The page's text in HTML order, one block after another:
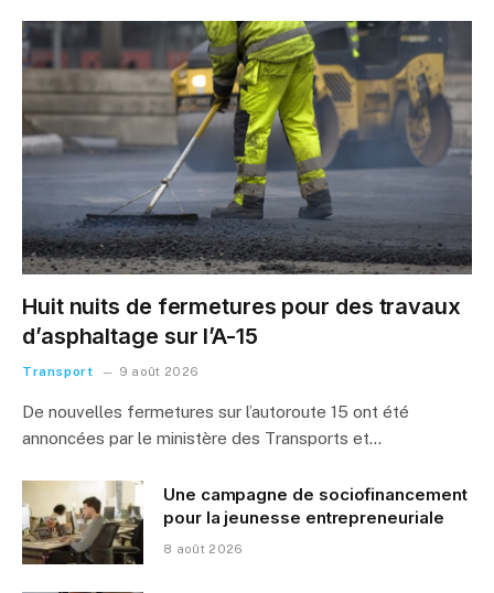
Huit nuits de fermetures pour des travaux
d’asphaltage sur l’A-15
Transport 9 août 2026
De nouvelles fermetures sur l’autoroute 15 ont été
annoncées par le ministère des Transports et…
Une campagne de sociofinancement
pour la jeunesse entrepreneuriale
8 août 2026